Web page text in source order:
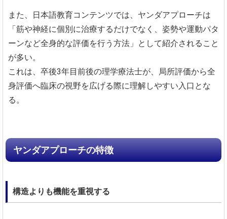
また、日本語教育コンテンツでは、ヤンダアプローチは
「筋や神経に個別に治療するだけでなく、姿勢や運動パタ
ーンなど全身的な評価を行う方法」として紹介されること
が多い。
これは、卒後3年目前後の理学療法士が、局所評価から全
身評価へ臨床の視野を広げる際に理解しやすい入口とな
る。
ヤンダアプローチの特徴
構造よりも機能を重視する